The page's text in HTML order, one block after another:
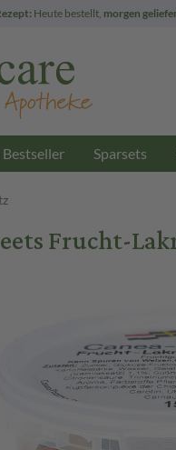
Heute bestellt, morgen
Bestseller Sparsets
Frucht-